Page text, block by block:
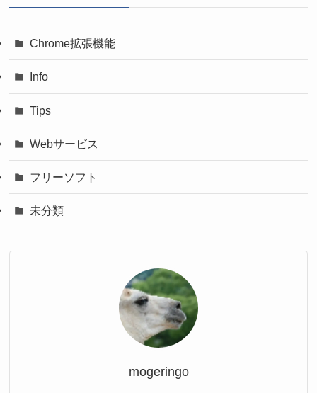
Chrome拡張機能
Info
Tips
Webサービス
フリーソフト
未分類
mogeringo